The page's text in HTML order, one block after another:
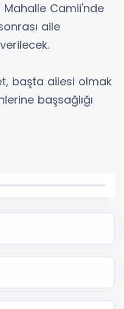
Mahalle Camii'nde
aile
başta ailesi olmak
başsağlığı